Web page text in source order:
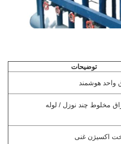
توضیحات
واحد هوشمند
مخلوط چند نوزل / لوله
اکسیژن غنی